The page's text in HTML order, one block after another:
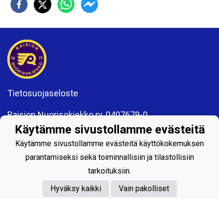
Tietosuojaseloste
Raision Nuorisokiekko ry, 0407679-0
Kisakatu 6
21200 Raisio
www.rnk.fi
toimisto@rnk.fi
Käytämme sivustollamme evästeitä
Käytämme sivustollamme evästeitä käyttökokemuksen
parantamiseksi sekä toiminnallisiin ja tilastollisiin
tarkoituksiin.
Hyväksy kaikki
Vain pakolliset